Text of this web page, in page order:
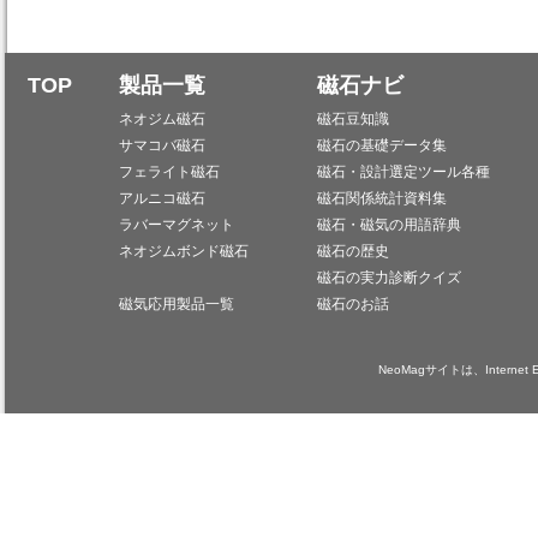
TOP 製品一覧
ネオジム磁石
サマコバ磁石
フェライト磁石
アルニコ磁石
ラバーマグネット
ネオジムボンド磁石
磁気応用製品一覧
磁石ナビ
磁石豆知識
磁石の基礎データ集
磁石・設計選定ツール各種
磁石関係統計資料集
磁石・磁気の用語辞典
磁石の歴史
磁石の実力診断クイズ
磁石のお話
NeoMagサイトは、Internet